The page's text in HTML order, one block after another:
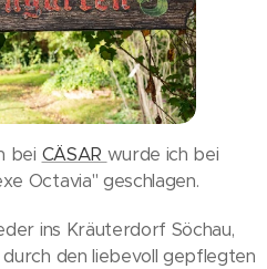
bei CÄSAR wurde ich bei
Octavia" geschlagen.
ins Kräuterdorf Söchau,
den liebevoll gepflegten